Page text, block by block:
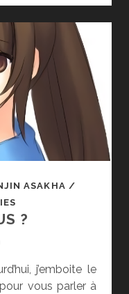
ASAKHA /
?
j’emboite le
vous parler à